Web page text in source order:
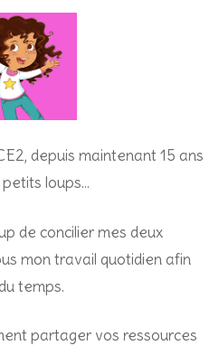
depuis maintenant 15 ans
loups…
de concilier mes deux
mon travail quotidien afin
temps.
partager vos ressources